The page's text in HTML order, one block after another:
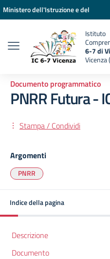
Vai ai contenuti
Vai al menu di navigazione
Vai al footer
Ministero dell'Istruzione e del
Istituto
6-7 di
Vicenza
Documento programmatico
PNRR Futura -
Stampa / Condividi
Argomenti
PNRR
Indice della pagina
Descrizione
Documento